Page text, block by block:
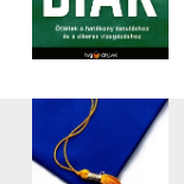
BLOG